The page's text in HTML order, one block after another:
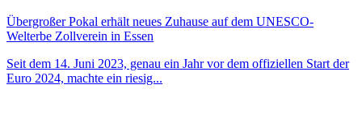
Übergroßer Pokal erhält neues Zuhause auf dem UNESCO-
Welterbe Zollverein in Essen
Seit dem 14. Juni 2023, genau ein Jahr vor dem offiziellen Start der
Euro 2024, machte ein riesig...